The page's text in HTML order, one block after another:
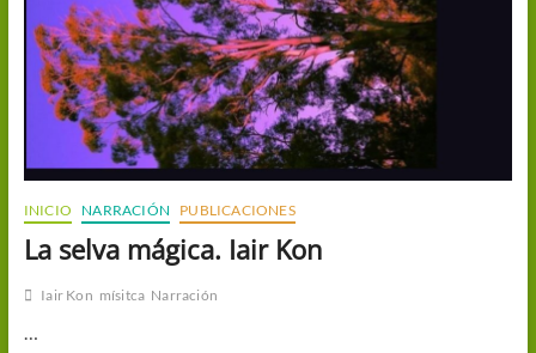
INICIO NARRACIÓN PUBLICACIONES
La selva mágica. Iair Kon
Iair Kon mísitca Narración
…